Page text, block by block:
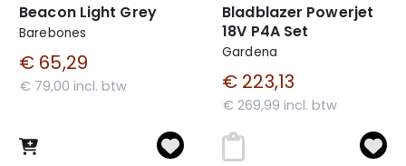
Beacon Light Grey
Barebones
€ 65,29
€ 79,00 incl. btw
Bladblazer Powerjet
18V P4A Set
Gardena
€ 223,13
€ 269,99 incl. btw